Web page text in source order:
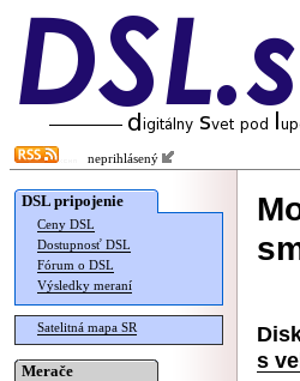
neprihlásený
DSL pripojenie
Ceny DSL
Dostupnosť DSL
Fórum o DSL
Výsledky meraní
Satelitná mapa SR
Merače
s